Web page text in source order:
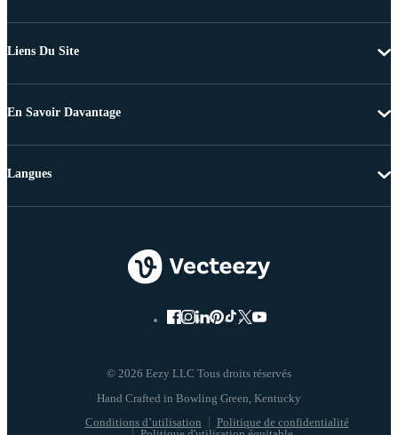
Liens Du Site
En Savoir Davantage
© 2026 Eezy LLC Tous droits réservés
Conditions d’utilisation
Politique de confidentialité
Langues